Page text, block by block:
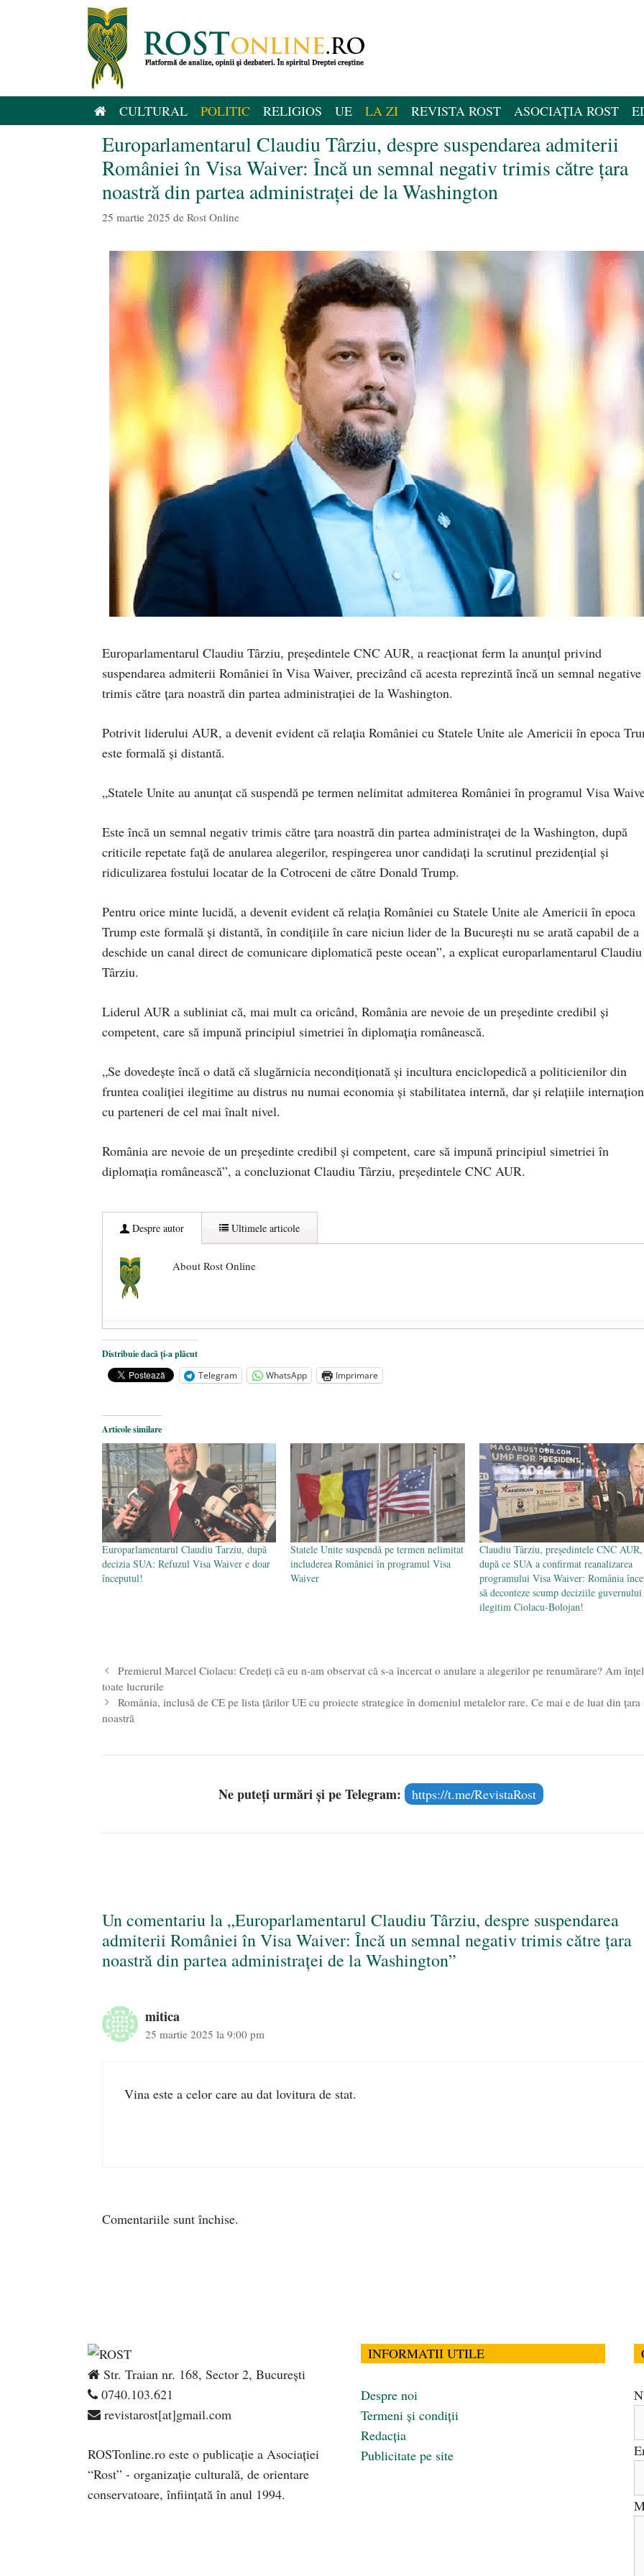
CULTURAL POLITIC RELIGIOS UE LA ZI REVISTA ROST ASOCIAȚIA ROST
Europarlamentarul Claudiu Târziu, despre suspendarea admiterii
României în Visa Waiver: Încă un semnal negativ trimis către țara
noastră din partea administraței de la Washington
25 martie 2025 de Rost Online
Europarlamentarul Claudiu Târziu, președintele CNC AUR, a reacționat ferm la anunțul privind
suspendarea admiterii României în Visa Waiver, precizând că acesta reprezintă încă un semnal negative
trimis către țara noastră din partea administrației de la Washington.
Potrivit liderului AUR, a devenit evident că relația României cu Statele Unite ale Americii în epoca
este formală și distantă.
„Statele Unite au anunțat că suspendă pe termen nelimitat admiterea României în programul Visa
Este încă un semnal negativ trimis către țara noastră din partea administraței de la Washington, după
criticile repetate față de anularea alegerilor, respingerea unor candidați la scrutinul prezidențial și
ridiculizarea fostului locatar de la Cotroceni de către Donald Trump.
Pentru orice minte lucidă, a devenit evident că relația României cu Statele Unite ale Americii în epoca
Trump este formală și distantă, în condițiile în care niciun lider de la București nu se arată capabil de a
deschide un canal direct de comunicare diplomatică peste ocean”, a explicat europarlamentarul Claudiu
Târziu.
Liderul AUR a subliniat că, mai mult ca oricând, România are nevoie de un președinte credibil și
competent, care să impună principiul simetriei în diplomația românească.
„Se dovedește încă o dată că slugărnicia necondiționată și incultura enciclopedică a politicienilor din
fruntea coaliției ilegitime au distrus nu numai economia și stabilitatea internă, dar și relațiile
cu parteneri de cel mai înalt nivel.
România are nevoie de un președinte credibil și competent, care să impună principiul simetriei în
diplomația românească”, a concluzionat Claudiu Târziu, președintele CNC AUR.
Despre autor Ultimele articole
About Rost Online
Dezvăluiri cutremurătoare despre președintele Ucrainei, Volodymyr Zelensky
Statul care servește Națiunea - 21 aprilie 2026
Legea Vexler produce efecte. Bustul poetului Octavian Goga, înlăturat din Iași
Distribuie dacă ți-a plăcut
Telegram
WhatsApp Imprimare
Articole similare
Europarlamentarul Claudiu Tarziu, după
decizia SUA: Refuzul Visa Waiver e doar
începutul!
Statele Unite suspendă pe termen nelimitat
includerea României în programul Visa
Waiver
Claudiu Târziu, președintele CNC AUR,
după ce SUA a confirmat reanalizarea
programului Visa Waiver: România
să deconteze scump deciziile guvernului
ilegitim Ciolacu-Bolojan!
Premierul Marcel Ciolacu: Credeți că eu n-am observat că s-a încercat o anulare a alegerilor pe renumărare? Am
toate lucrurile
România, inclusă de CE pe lista țărilor UE cu proiecte strategice în domeniul metalelor rare. Ce mai e de luat din țara
noastră
Ne puteți urmări și pe Telegram: https://t.me/RevistaRost
Un comentariu la „Europarlamentarul Claudiu Târziu, despre suspendarea
admiterii României în Visa Waiver: Încă un semnal negativ trimis către țara
noastră din partea administraței de la Washington”
mitica
25 martie 2025 la 9:00 pm
Vina este a celor care au dat lovitura de stat.
Comentariile sunt închise.
Str. Traian nr. 168, Sector 2, București
0740.103.621
revistarost[at]gmail.com
ROSTonline.ro este o publicaţie a Asociaţiei
“Rost” - organizaţie culturală, de orientare
conservatoare, înfiinţată în anul 1994.
INFORMATII UTILE
Despre noi
Termeni și condiții
Redacția
Publicitate pe site